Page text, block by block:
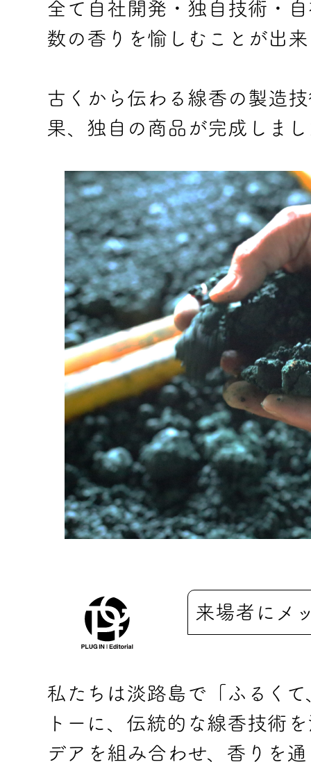
全て自社開発・独自技術・
数の香りを愉しむことが出来
古くから伝わる線香の製造
果、独自の商品が完成しま
来場者にメ
私たちは淡路島で「ふるく
トーに、伝統的な線香技術
デアを組み合わせ、香りを